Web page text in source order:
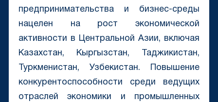
предпринимательства и бизнес-среды
нацелен на рост экономической
активности в Центральной Азии, включая
Казахстан, Кыргызстан, Таджикистан,
Туркменистан, Узбекистан. Повышение
конкурентоспособности среди ведущих
отраслей экономики и промышленных